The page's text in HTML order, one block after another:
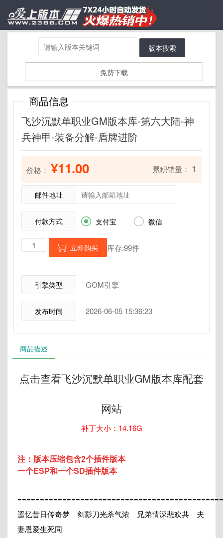
版本搜索
免费下载
商品信息
飞沙沉默单职业GM版本库-第六大陆-神
兵神甲-装备分解-盾牌进阶
价格： ¥11.00 累积销量： 1
邮件地址
付款方式  支付宝  微信
 立即购买 库存:99件
引擎类型 GOM引擎
发布时间 2026-06-05 15:36:23
商品描述
点击查看飞沙沉默单职业GM版本库配套
网站
补丁大小：14.16G
注：版本压缩包含2个插件版本
一个ESP和一个SD插件版本
遥忆昔日传奇梦 剑影刀光杀气浓 兄弟情深悲欢共 夫
妻恩爱生死同